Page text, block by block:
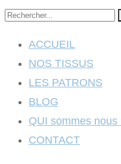
ACCUEIL
NOS TISSUS
LES PATRONS
BLOG
QUI sommes nous
CONTACT